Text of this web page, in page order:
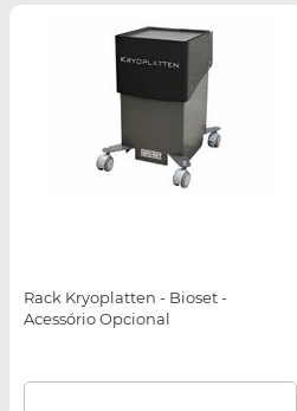
Rack Kryoplatten - Bioset -
Acessório Opcional